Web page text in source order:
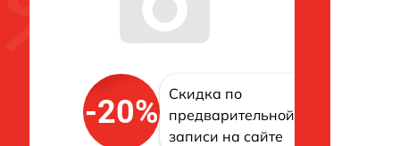
-20%
Скидка по
предварительной
записи на сайте